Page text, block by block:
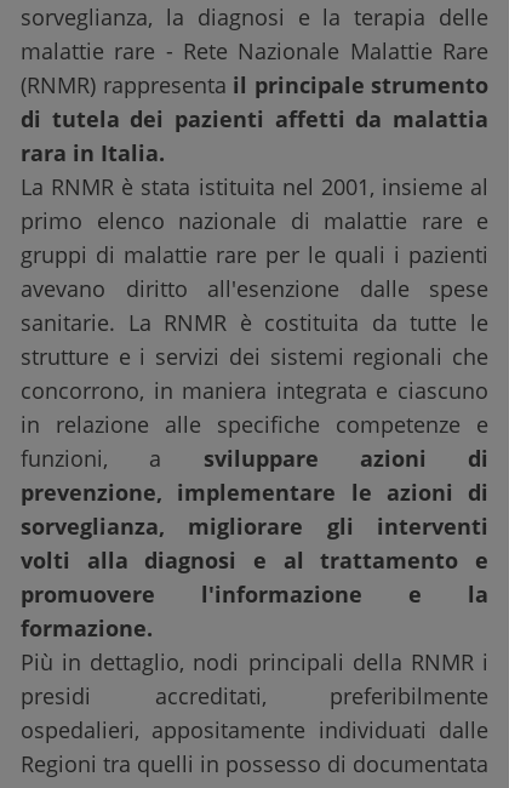
sorveglianza, la diagnosi e la terapia delle
malattie rare - Rete Nazionale Malattie Rare
(RNMR) rappresenta il principale strumento
di tutela dei pazienti affetti da malattia
rara in Italia.
La RNMR è stata istituita nel 2001, insieme al
primo elenco nazionale di malattie rare e
gruppi di malattie rare per le quali i pazienti
avevano diritto all'esenzione dalle spese
sanitarie. La RNMR è costituita da tutte le
strutture e i servizi dei sistemi regionali che
concorrono, in maniera integrata e ciascuno
in relazione alle specifiche competenze e
funzioni, a sviluppare azioni di
prevenzione, implementare le azioni di
sorveglianza, migliorare gli interventi
volti alla diagnosi e al trattamento e
promuovere l'informazione e la
formazione.
Più in dettaglio, nodi principali della RNMR i
presidi accreditati, preferibilmente
ospedalieri, appositamente individuati dalle
Regioni tra quelli in possesso di documentata